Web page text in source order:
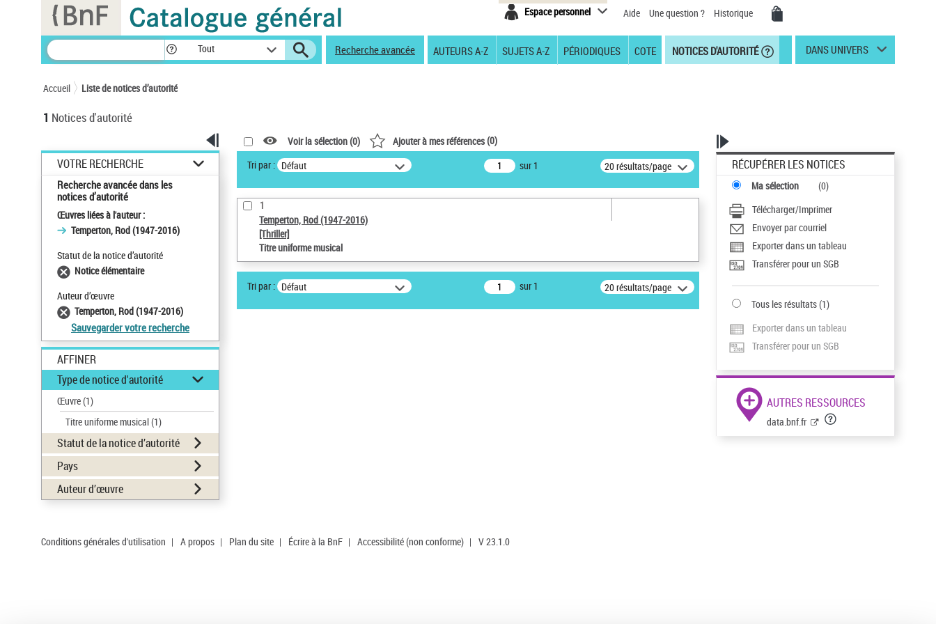
Espace personnel Aide Une question ? Historique
Tout Recherche avancée AUTEURS A-Z SUJETS A-Z PÉRIODIQUES COTE NOTICES D'AUTORITÉ DANS UNIVERS
Accueil Liste de notices d’autorité
1 Notices d'autorité
VOTRE RECHERCHE
Recherche avancée dans les
notices d’autorité
Œuvres liées à l'auteur :
Temperton, Rod (1947-2016)
Statut de la notice d’autorité
Notice élémentaire
Auteur d’œuvre
Temperton, Rod (1947-2016)
Sauvegarder votre recherche
AFFINER
Type de notice d'autorité
Œuvre(1)
Titre uniforme musical(1)
Statut de la notice d’autorité
Pays
Auteur d’œuvre
Voir la sélection (0) Ajouter à mes références(0)
Tri par : Défaut sur 1 20 résultats/page
1
Temperton, Rod (1947-2016)
[Thriller]
Titre uniforme musical
Tri par : Défaut sur 1 20 résultats/page
RÉCUPÉRER LES NOTICES
Ma sélection (0)
Télécharger/Imprimer
Envoyer par courriel
Exporter dans un tableau
Transférer pour un SGB
Tous les résultats(1)
Exporter dans un tableau
Transférer pour un SGB
AUTRES RESSOURCES
data.bnf.fr
Conditions générales d'utilisation | A propos | Plan du site | Écrire à la BnF | Accessibilité (non conforme) | V 23.1.0
Panneau de gestion des cookies